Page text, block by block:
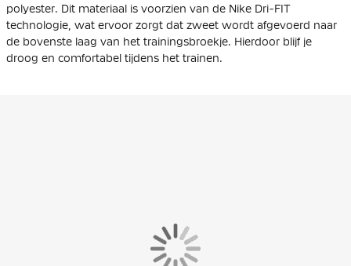
polyester. Dit materiaal is voorzien van de Nike Dri-FIT
technologie, wat ervoor zorgt dat zweet wordt afgevoerd naar
de bovenste laag van het trainingsbroekje. Hierdoor blijf je
droog en comfortabel tijdens het trainen.